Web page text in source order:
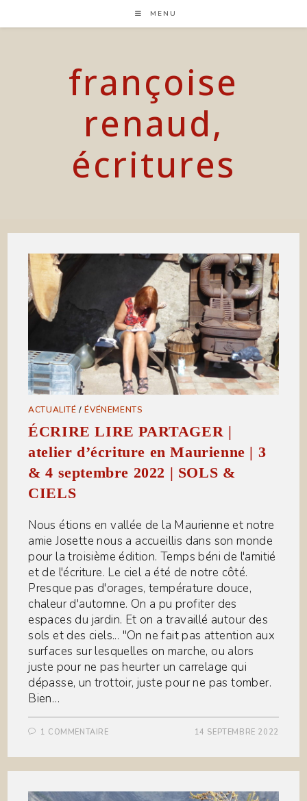
content
MENU
françoise
renaud,
écritures
ACTUALITÉ /ÉVÉNEMENTS
ÉCRIRE LIRE PARTAGER |
atelier d’écriture en Maurienne | 3
& 4 septembre 2022 | SOLS &
CIELS
Nous étions en vallée de la Maurienne et notre
amie Josette nous a accueillis dans son monde
pour la troisième édition. Temps béni de l'amitié
et de l'écriture. Le ciel a été de notre côté.
Presque pas d'orages, température douce,
chaleur d'automne. On a pu profiter des
espaces du jardin. Et on a travaillé autour des
sols et des ciels... "On ne fait pas attention aux
surfaces sur lesquelles on marche, ou alors
juste pour ne pas heurter un carrelage qui
dépasse, un trottoir, juste pour ne pas tomber.
Bien…
1 COMMENTAIRE 14 SEPTEMBRE 2022